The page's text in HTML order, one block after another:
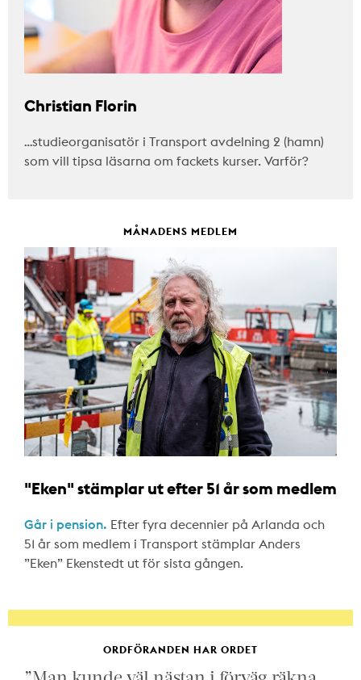
Christian Florin
…studieorganisatör i Transport avdelning 2 (hamn)
som vill tipsa läsarna om fackets kurser. Varför?
MÅNADENS MEDLEM
"Eken" stämplar ut efter 51 år som medlem
Går i pension. Efter fyra decennier på Arlanda och
51 år som medlem i Transport stämplar Anders
”Eken” Ekenstedt ut för sista gången.
ORDFÖRANDEN HAR ORDET